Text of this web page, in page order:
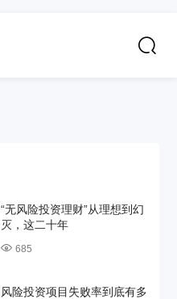
“无风险投资理财”从理想到幻
灭，这二十年
685
风险投资项目失败率到底有多